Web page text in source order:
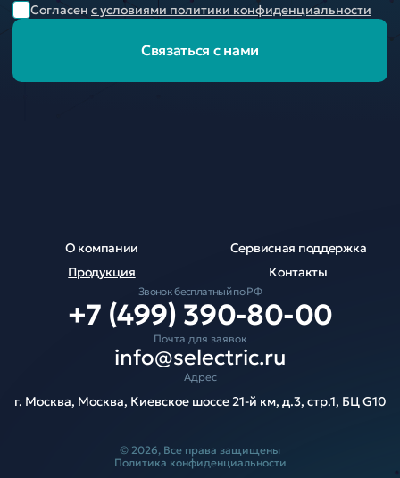
Согласен с условиями политики конфиденциальности
Связаться с нами
О компании
Продукция
Сервисная поддержка
Контакты
Звонок бесплатный по РФ
+7 (499) 390-80-00
Почта для заявок
info@selectric.ru
Адрес
г. Москва, Москва, Киевское шоссе 21-й км, д.3, стр.1, БЦ G10
© 2026, Все права защищены
Политика конфиденциальности